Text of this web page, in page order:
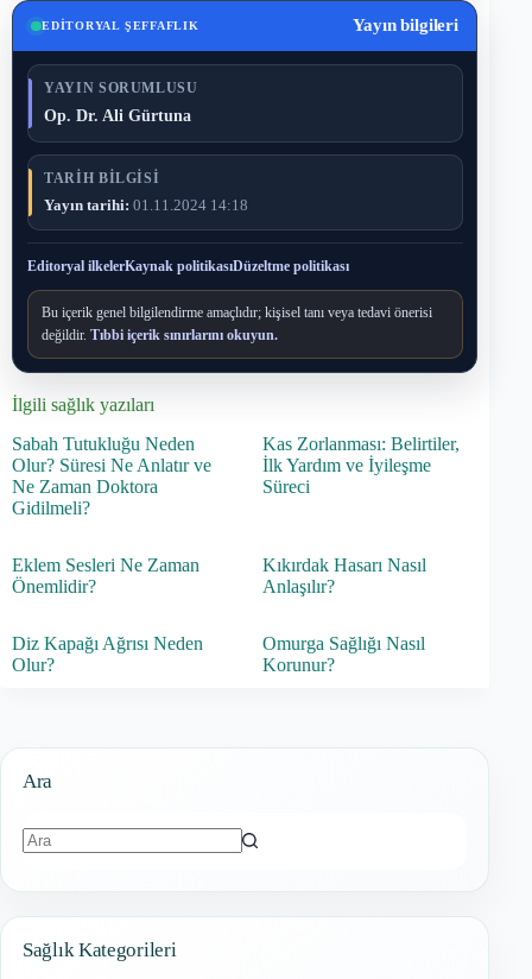
EDITORYAL ŞEFFAFLIK Yayın bilgileri
YAYIN SORUMLUSU
Op. Dr. Ali Gürtuna
TARIH BILGISI
Yayın tarihi: 01.11.2024 14:18
Editoryal ilkelerKaynak politikasıDüzeltme politikası
Bu içerik genel bilgilendirme amaçlıdır; kişisel tanı veya tedavi önerisi
değildir. Tıbbi içerik sınırlarını okuyun.
İlgili sağlık yazıları
Sabah Tutukluğu Neden
Olur? Süresi Ne Anlatır ve
Ne Zaman Doktora
Gidilmeli?
Kas Zorlanması: Belirtiler,
İlk Yardım ve İyileşme
Süreci
Eklem Sesleri Ne Zaman
Önemlidir?
Kıkırdak Hasarı Nasıl
Anlaşılır?
Diz Kapağı Ağrısı Neden
Olur?
Omurga Sağlığı Nasıl
Korunur?
Ara
Sağlık Kategorileri